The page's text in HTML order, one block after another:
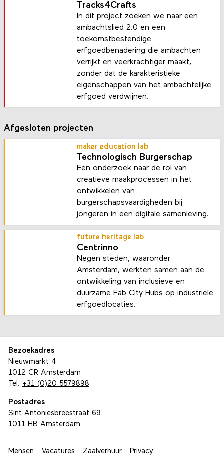
Tracks4Crafts
In dit project zoeken we naar een
ambachtslied 2.0 en een
toekomstbestendige
erfgoedbenadering die ambachten
verrijkt en veerkrachtiger maakt,
zonder dat de karakteristieke
eigenschappen van het ambachtelijke
erfgoed verdwijnen.
Afgesloten projecten
maker education lab
Technologisch Burgerschap
Een onderzoek naar de rol van
creatieve maakprocessen in het
ontwikkelen van
burgerschapsvaardigheden bij
jongeren in een digitale samenleving.
future heritage lab
Centrinno
Negen steden, waaronder
Amsterdam, werkten samen aan de
ontwikkeling van inclusieve en
duurzame Fab City Hubs op industriële
erfgoedlocaties.
Bezoekadres
Nieuwmarkt 4
1012 CR Amsterdam
Tel. +31 (0)20 5579898
Postadres
Sint Antoniesbreestraat 69
1011 HB Amsterdam
Mensen Vacatures Zaalverhuur Privacy